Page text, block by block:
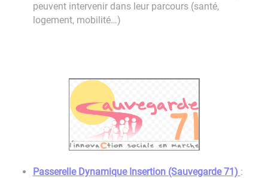
peuvent intervenir dans leur parcours (santé,
logement, mobilité…)
Passerelle Dynamique Insertion (Sauvegarde 71) :